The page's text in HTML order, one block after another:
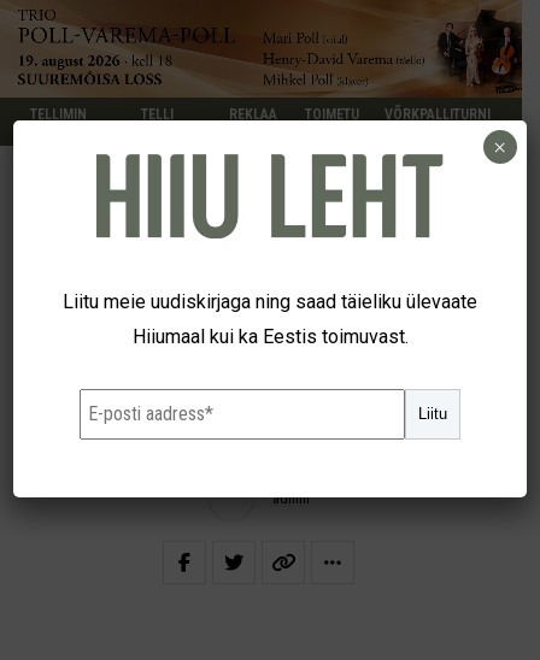
TELLIMIN
TELLI
REKLAA
TOIMETU
VÕRKPALLITURNI
Viis kirjanikku, kaks
admin
Liitu meie uudiskirjaga ning saad täieliku ülevaate
Hiiumaal kui ka Eestis toimuvast.
Liitu
×